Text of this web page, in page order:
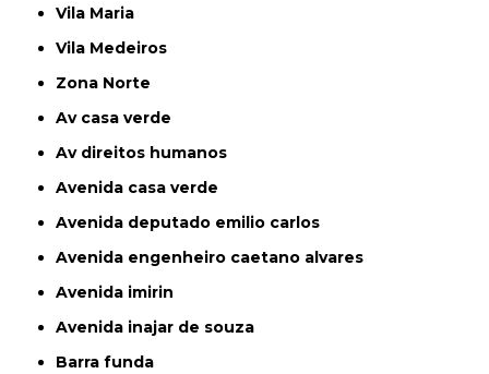
Vila Maria
Vila Medeiros
Zona Norte
av casa verde
av direitos humanos
avenida casa verde
avenida deputado emilio carlos
avenida engenheiro caetano alvares
avenida imirin
avenida inajar de souza
barra funda